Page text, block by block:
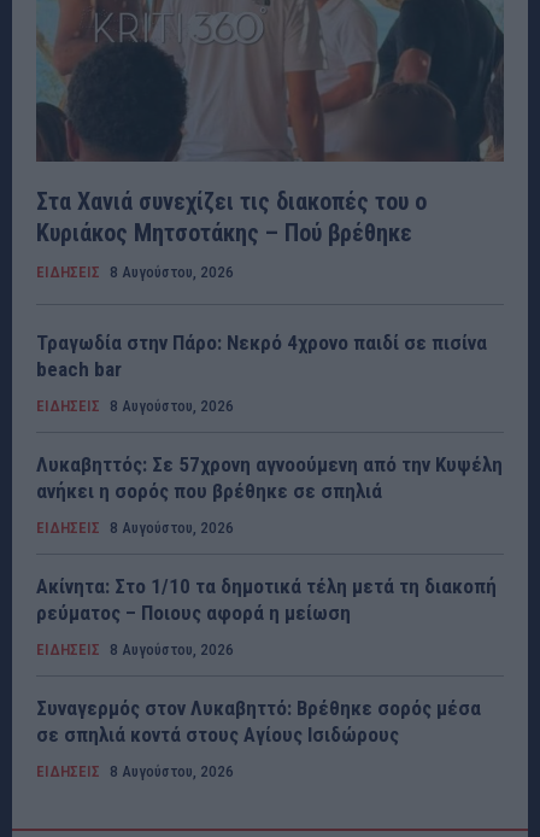
Στα Χανιά συνεχίζει τις διακοπές του ο
Κυριάκος Μητσοτάκης – Πού βρέθηκε
ΕΙΔΗΣΕΙΣ 8 Αυγούστου, 2026
Τραγωδία στην Πάρο: Νεκρό 4χρονο παιδί σε πισίνα
beach bar
ΕΙΔΗΣΕΙΣ 8 Αυγούστου, 2026
Λυκαβηττός: Σε 57χρονη αγνοούμενη από την Κυψέλη
ανήκει η σορός που βρέθηκε σε σπηλιά
ΕΙΔΗΣΕΙΣ 8 Αυγούστου, 2026
Ακίνητα: Στο 1/10 τα δημοτικά τέλη μετά τη διακοπή
ρεύματος – Ποιους αφορά η μείωση
ΕΙΔΗΣΕΙΣ 8 Αυγούστου, 2026
Συναγερμός στον Λυκαβηττό: Βρέθηκε σορός μέσα
σε σπηλιά κοντά στους Αγίους Ισιδώρους
ΕΙΔΗΣΕΙΣ 8 Αυγούστου, 2026